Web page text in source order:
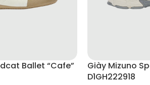
“Cafe”
Giày Mizuno
D1GH222918